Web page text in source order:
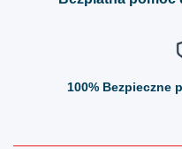
100% Bezpieczne